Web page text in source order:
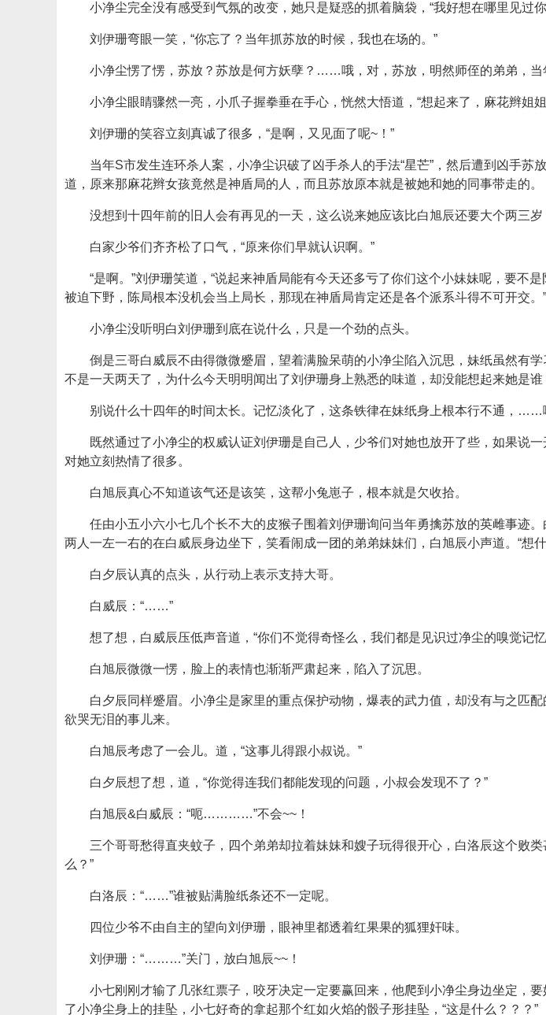
小净尘完全没有感受到气氛的改变，她只是疑惑的抓着脑袋，“我好想在哪里见过
刘伊珊弯眼一笑，“你忘了？当年抓苏放的时候，我也在场的。”
小净尘愣了愣，苏放？苏放是何方妖孽？……哦，对，苏放，明然师侄的弟弟，
小净尘眼睛骤然一亮，小爪子握拳垂在手心，恍然大悟道，“想起来了，麻花辫姐
刘伊珊的笑容立刻真诚了很多，“是啊，又见面了呢~！”
当年S市发生连环杀人案，小净尘识破了凶手杀人的手法“星芒”，然后遭到凶手
道，原来那麻花辫女孩竟然是神盾局的人，而且苏放原本就是被她和她的同事带走的。
没想到十四年前的旧人会有再见的一天，这么说来她应该比白旭辰还要大个两三岁
白家少爷们齐齐松了口气，“原来你们早就认识啊。”
“是啊。”刘伊珊笑道，“说起来神盾局能有今天还多亏了你们这个小妹妹呢，要
被迫下野，陈局根本没机会当上局长，那现在神盾局肯定还是各个派系斗得不可开交。”
小净尘没听明白刘伊珊到底在说什么，只是一个劲的点头。
倒是三哥白威辰不由得微微蹙眉，望着满脸呆萌的小净尘陷入沉思，妹纸虽然有
不是一天两天了，为什么今天明明闻出了刘伊珊身上熟悉的味道，却没能想起来她是谁
别说什么十四年的时间太长。记忆淡化了，这条铁律在妹纸身上根本行不通，……
既然通过了小净尘的权威认证刘伊珊是自己人，少爷们对她也放开了些，如果说
对她立刻热情了很多。
白旭辰真心不知道该气还是该笑，这帮小兔崽子，根本就是欠收拾。
任由小五小六小七几个长不大的皮猴子围着刘伊珊询问当年勇擒苏放的英雌事迹
两人一左一右的在白威辰身边坐下，笑看闹成一团的弟弟妹妹们，白旭辰小声道。“想
白夕辰认真的点头，从行动上表示支持大哥。
白威辰：“……”
想了想，白威辰压低声音道，“你们不觉得奇怪么，我们都是见识过净尘的嗅觉
白旭辰微微一愣，脸上的表情也渐渐严肃起来，陷入了沉思。
白夕辰同样蹙眉。小净尘是家里的重点保护动物，爆表的武力值，却没有与之匹
欲哭无泪的事儿来。
白旭辰考虑了一会儿。道，“这事儿得跟小叔说。”
白夕辰想了想，道，“你觉得连我们都能发现的问题，小叔会发现不了？”
白旭辰&白威辰：“呃…………”不会~~！
三个哥哥愁得直夹蚊子，四个弟弟却拉着妹妹和嫂子玩得很开心，白洛辰这个败
么？”
白洛辰：“……”谁被贴满脸纸条还不一定呢。
四位少爷不由自主的望向刘伊珊，眼神里都透着红果果的狐狸奸味。
刘伊珊：“………”关门，放白旭辰~~！
小七刚刚才输了几张红票子，咬牙决定一定要赢回来，他爬到小净尘身边坐定，
了小净尘身上的挂坠，小七好奇的拿起那个红如火焰的骰子形挂坠，“这是什么？？？”